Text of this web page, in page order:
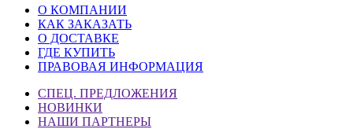
О КОМПАНИИ
КАК ЗАКАЗАТЬ
О ДОСТАВКЕ
ГДЕ КУПИТЬ
ПРАВОВАЯ ИНФОРМАЦИЯ
СПЕЦ. ПРЕДЛОЖЕНИЯ
НОВИНКИ
НАШИ ПАРТНЕРЫ